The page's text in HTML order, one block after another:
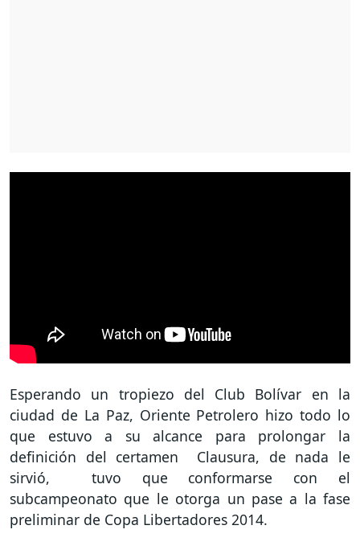
Esperando un tropiezo del Club Bolívar en la
ciudad de La Paz, Oriente Petrolero hizo todo lo
que estuvo a su alcance para prolongar la
definición del certamen Clausura, de nada le
sirvió, tuvo que conformarse con el
subcampeonato que le otorga un pase a la fase
preliminar de Copa Libertadores 2014.